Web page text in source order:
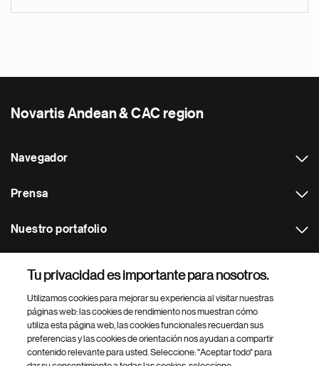
Novartis Andean & CAC region
Navegador
Prensa
Nuestro portafolio
Footer Site Search
Tu privacidad es importante para nosotros.
Utilizamos cookies para mejorar su experiencia al visitar nuestras
páginas web: las cookies de rendimiento nos muestran cómo
utiliza esta página web, las cookies funcionales recuerdan sus
preferencias y las cookies de orientación nos ayudan a compartir
contenido relevante para usted. Seleccione: "Aceptar todo" para